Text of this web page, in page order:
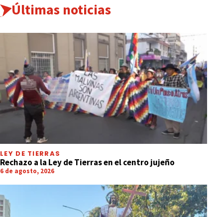
Últimas noticias
LEY DE TIERRAS
Rechazo a la Ley de Tierras en el centro jujeño
6 de agosto, 2026